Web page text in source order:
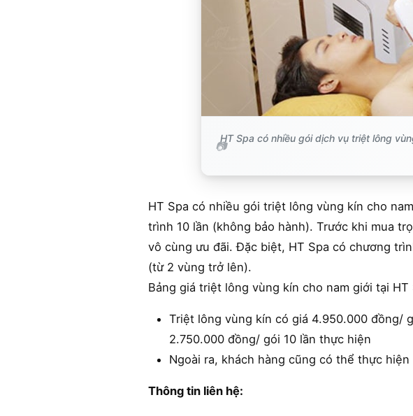
HT Spa có nhiều gói dịch vụ triệt lông
HT Spa có nhiều gói triệt lông vùng kín cho
trình 10 lần (không bảo hành). Trước khi mua
vô cùng ưu đãi. Đặc biệt, HT Spa có chương
(từ 2 vùng trở lên).
Bảng giá triệt lông vùng kín cho nam giới tại HT
Triệt lông vùng kín có giá 4.950.000 đồng/
2.750.000 đồng/ gói 10 lần thực hiện
Ngoài ra, khách hàng cũng có thể thực
Thông tin liên hệ: